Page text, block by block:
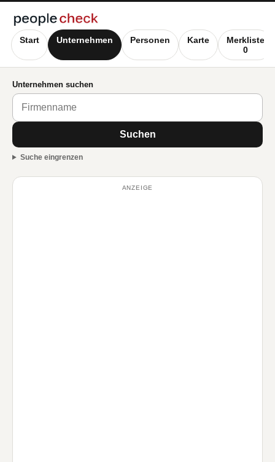
Start Unternehmen Personen Karte
Merkliste
0
Unternehmen suchen
Suchen
Suche eingrenzen
ANZEIGE